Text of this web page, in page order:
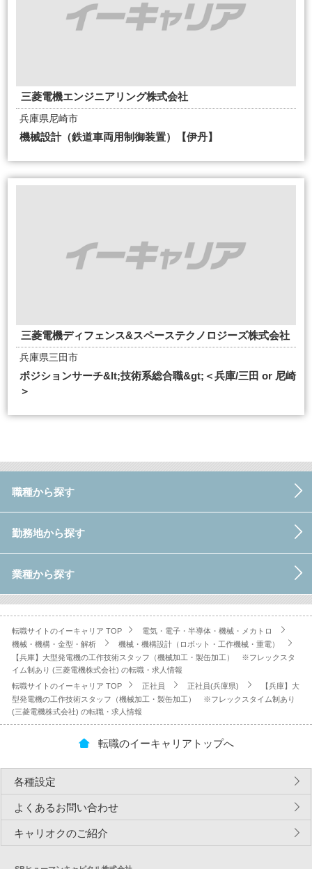
三菱電機エンジニアリング株式会社
兵庫県尼崎市
機械設計（鉄道車両用制御装置）【伊丹】
三菱電機ディフェンス&スペーステクノロジーズ株式会社
兵庫県三田市
ポジションサーチ&lt;技術系総合職&gt;＜兵庫/三田 or 尼崎
＞
職種から探す
勤務地から探す
業種から探す
転職サイトのイーキャリア TOP
電気・電子・半導体・機械・メカトロ
機械・機構・金型・解析
機械・機構設計（ロボット・工作機械・重電）
【兵庫】大型発電機の工作技術スタッフ（機械加工・製缶加工） ※フレックスタ
イム制あり (三菱電機株式会社) の転職・求人情報
転職サイトのイーキャリア TOP
正社員 正社員(兵庫県)
【兵庫】大
型発電機の工作技術スタッフ（機械加工・製缶加工） ※フレックスタイム制あり
(三菱電機株式会社) の転職・求人情報
転職のイーキャリアトップへ
各種設定
よくあるお問い合わせ
キャリオクのご紹介